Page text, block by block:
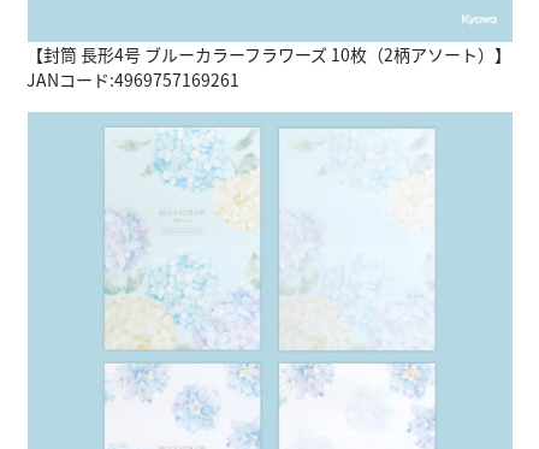
【封筒 長形4号 ブルーカラーフラワーズ 10枚（2柄アソート）】
JANコード:4969757169261